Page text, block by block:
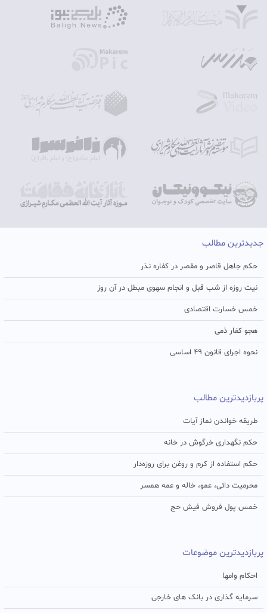
جدیدترین مطالب
حکم جاهل قاصر و مقصر در کفاره نذر
نیت روزه از شب قبل و انجام سهوی مبطل در آن روز
خمس خسارت اقتصادی
هجو کفار ذمی
نحوه اجرای قانون ۴۹ اساسی
پربازدیدترین مطالب
طریقه خواندن نماز آیات
حکم نگهداری خرگوش در خانه
حکم استفاده از کرم و روغن برای روزه‌دار
محرمیت دائی، عمو، خاله و عمه همسر
خمس پول فروش فیش حج
پربازدیدترین موضوعات
احکام وامها
سرمایه گذاری در بانک های خارجی